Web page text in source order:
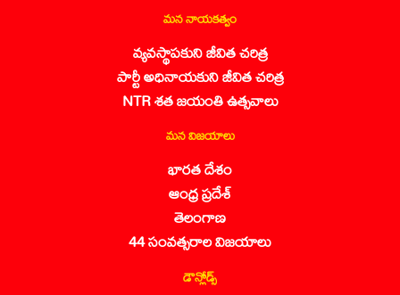
మన నాయకత్వం
వ్యవస్థాపకుని జీవిత చరిత్ర
పార్టీ అధినాయకుని జీవిత చరిత్ర
NTR శత జయంతి ఉత్సవాలు
మన విజయాలు
భారత దేశం
ఆంధ్ర ప్రదేశ్
తెలంగాణ
44 సంవత్సరాల విజయాలు
డౌన్లోడ్స్